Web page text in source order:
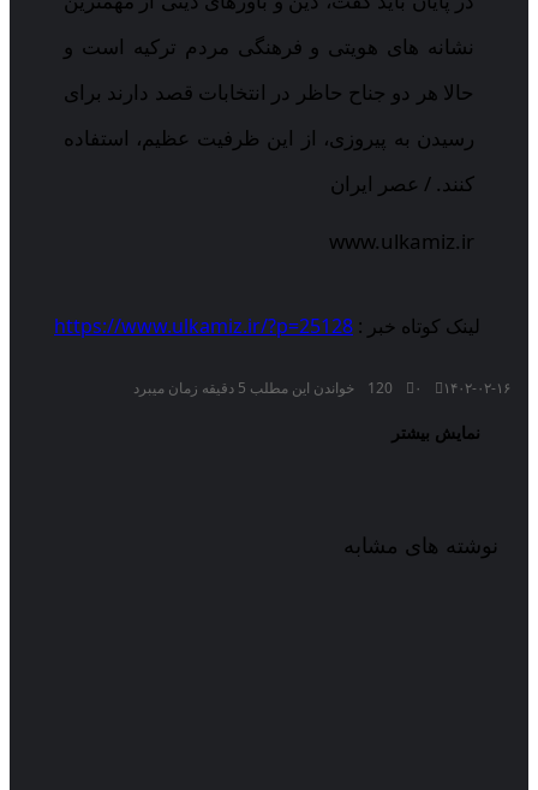
نشانه های هویتی و فرهنگی مردم ترکیه است و
حالا هر دو جناح حاظر در انتخابات قصد دارند برای
رسیدن به پیروزی، از این ظرفیت عظیم، استفاده
کنند. / عصر ایران
www.ulkamiz.ir
لینک کوتاه خبر : https://www.ulkamiz.ir/?p=25128
۱۴۰۲-۰۲-۱۶ ۰ 120 خواندن این مطلب 5 دقیقه زمان میبرد
نمایش بیشتر
نوشته های مشابه